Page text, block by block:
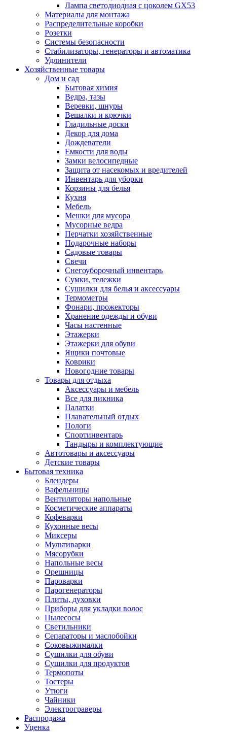
Лампа светодиодная с цоколем GX53
Материалы для монтажа
Распределительные коробки
Розетки
Системы безопасности
Стабилизаторы, генераторы и автоматика
Удлинители
Хозяйственные товары
Дом и сад
Бытовая химия
Ведра, тазы
Веревки, шнуры
Вешалки и крючки
Гладильные доски
Декор для дома
Дождеватели
Емкости для воды
Замки велосипедные
Защита от насекомых и вредителей
Инвентарь для уборки
Корзины для белья
Кухня
Мебель
Мешки для мусора
Мусорные ведра
Перчатки хозяйственные
Подарочные наборы
Садовые товары
Свечи
Снегоуборочный инвентарь
Сумки, тележки
Сушилки для белья и аксессуары
Термометры
Фонари, прожекторы
Хранение одежды и обуви
Часы настенные
Этажерки
Этажерки для обуви
Ящики почтовые
Коврики
Новогодние товары
Товары для отдыха
Аксессуары и мебель
Все для пикника
Палатки
Плавательный отдых
Пологи
Спортинвентарь
Тандыры и комплектующие
Автотовары и аксессуары
Детские товары
Бытовая техника
Блендеры
Вафельницы
Вентиляторы напольные
Косметические аппараты
Кофеварки
Кухонные весы
Миксеры
Мультиварки
Мясорубки
Напольные весы
Орешницы
Пароварки
Парогенераторы
Плиты, духовки
Приборы для укладки волос
Пылесосы
Светильники
Сепараторы и маслобойки
Соковыжималки
Сушилки для обуви
Сушилки для продуктов
Термопоты
Тостеры
Утюги
Чайники
Электрограверы
Распродажа
Уценка